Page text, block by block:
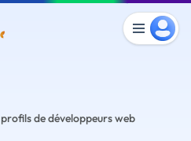
profils de développeurs web